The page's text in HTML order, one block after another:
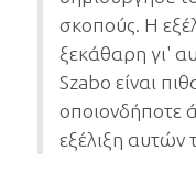
σκοπούς. Η
ξεκάθαρη γι'
Szabo είναι
οποιονδήποτε
εξέλιξη αυτών